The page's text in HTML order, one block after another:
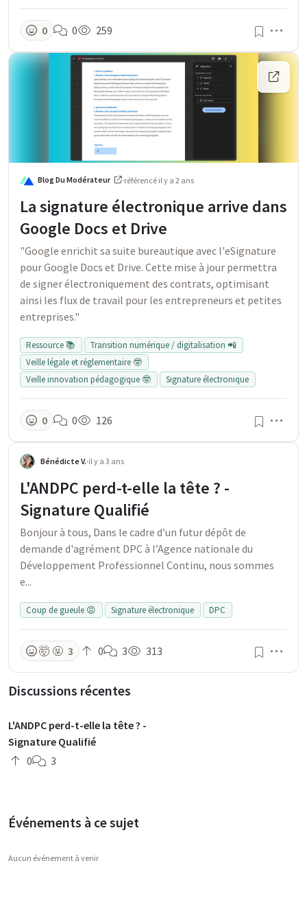
0 0 259
Blog Du Modérateur ·référencé il y a 2 ans
La signature électronique arrive dans
Google Docs et Drive
"Google enrichit sa suite bureautique avec l'eSignature
pour Google Docs et Drive. Cette mise à jour permettra
de signer électroniquement des contrats, optimisant
ainsi les flux de travail pour les entrepreneurs et petites
entreprises."
Ressource 📚
Transition numérique / digitalisation 📲
Veille légale et réglementaire 🤓
Veille innovation pédagogique 🤓
Signature électronique
0 0 126
Bénédicte V.·il y a 3 ans
L'ANDPC perd-t-elle la tête ? -
Signature Qualifié
Bonjour à tous, Dans le cadre d’un futur dépôt de
demande d'agrément DPC à l’Agence nationale du
Développement Professionnel Continu, nous sommes
e...
Coup de gueule 😡 Signature électronique DPC
🤯 🤬 3 0 3 313
Discussions récentes
L'ANDPC perd-t-elle la tête ? -
Signature Qualifié
0
3
Événements à ce sujet
Aucun événement à venir